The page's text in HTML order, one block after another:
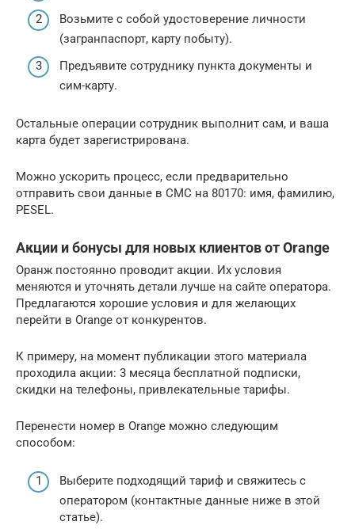
Возьмите с собой удостоверение личности
(загранпаспорт, карту побыту).
Предъявите сотруднику пункта документы и
сим-карту.
Остальные операции сотрудник выполнит сам, и ваша
карта будет зарегистрирована.
Можно ускорить процесс, если предварительно
отправить свои данные в СМС на 80170: имя, фамилию,
PESEL.
Акции и бонусы для новых клиентов от Orange
Оранж постоянно проводит акции. Их условия
меняются и уточнять детали лучше на сайте оператора.
Предлагаются хорошие условия и для желающих
перейти в Orange от конкурентов.
К примеру, на момент публикации этого материала
проходила акции: 3 месяца бесплатной подписки,
скидки на телефоны, привлекательные тарифы.
Перенести номер в Orange можно следующим
способом:
Выберите подходящий тариф и свяжитесь с
оператором (контактные данные ниже в этой
статье).